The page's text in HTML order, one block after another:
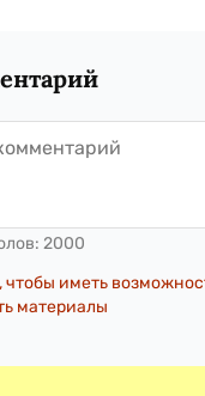
2000
чтобы иметь
материалы